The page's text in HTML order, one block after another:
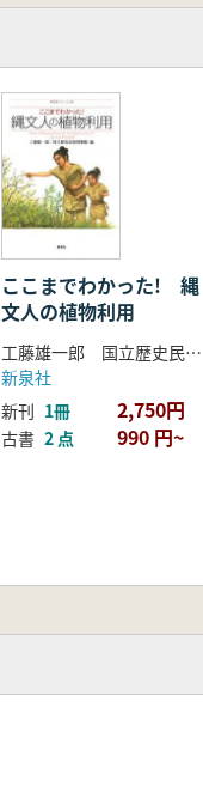
ここまでわかった! 縄
文人の植物利用
工藤雄一郎 国立歴史民俗博物館 編
新泉社
新刊 1冊 2,750円
古書 2 点 990 円~